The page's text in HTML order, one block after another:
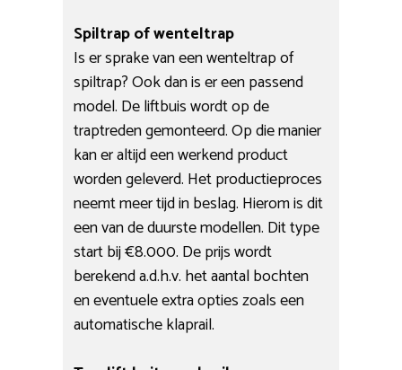
Spiltrap of wenteltrap
Is er sprake van een wenteltrap of
spiltrap? Ook dan is er een passend
model. De liftbuis wordt op de
traptreden gemonteerd. Op die manier
kan er altijd een werkend product
worden geleverd. Het productieproces
neemt meer tijd in beslag. Hierom is dit
een van de duurste modellen. Dit type
start bij €8.000. De prijs wordt
berekend a.d.h.v. het aantal bochten
en eventuele extra opties zoals een
automatische klaprail.